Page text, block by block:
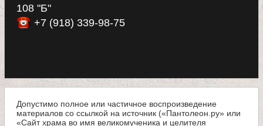
108 "Б"
+7 (918) 339-98-75
Допустимо полное или частичное воспроизведение
материалов со ссылкой на источник («Пантолеон.ру» или
«Сайт храма во имя великомученика и целителя